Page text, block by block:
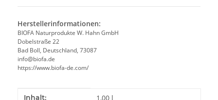
Herstellerinformationen:
BIOFA Naturprodukte W. Hahn GmbH
Dobelstraße 22
Bad Boll, Deutschland, 73087
info@biofa.de
https://www.biofa-de.com/
Produkteigenschaft
Wert
Inhalt: 1,00 l